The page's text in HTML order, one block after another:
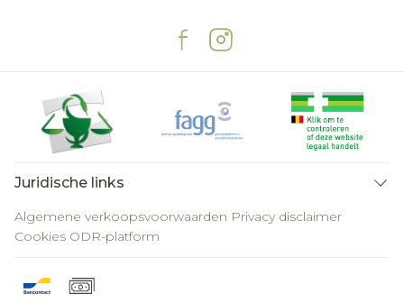
Juridische links
Algemene verkoopsvoorwaarden Privacy disclaimer
Cookies ODR-platform